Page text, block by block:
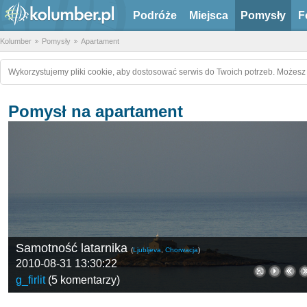
Podróże Miejsca Pomysły
Kolumber Pomysły Apartament
Wykorzystujemy pliki cookie, aby dostosować serwis do Twoich potrzeb.
Pomysł na apartament
Samotność latarnika (Ljubljeva Chorwacja)
2010-08-31 13:30:22
g_firlit(5 komentarzy)